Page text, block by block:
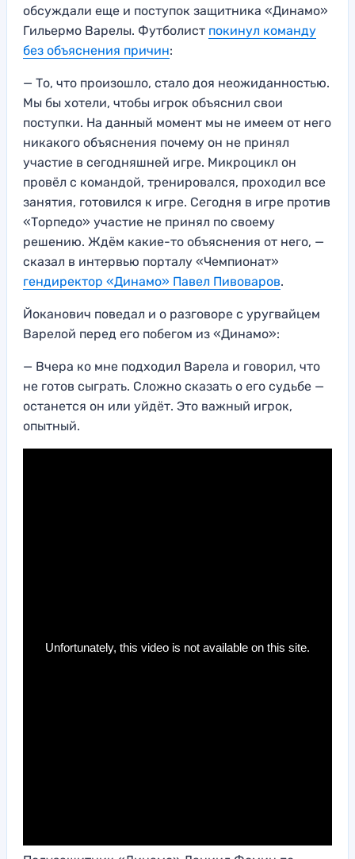
обсуждали еще и поступок защитника «Динамо»
Гильермо Варелы. Футболист покинул команду
без объяснения причин:
— То, что произошло, стало доя неожиданностью.
Мы бы хотели, чтобы игрок объяснил свои
поступки. На данный момент мы не имеем от него
никакого объяснения почему он не принял
участие в сегодняшней игре. Микроцикл он
провёл с командой, тренировался, проходил все
занятия, готовился к игре. Сегодня в игре против
«Торпедо» участие не принял по своему
решению. Ждём какие-то объяснения от него, —
сказал в интервью порталу «Чемпионат»
гендиректор «Динамо» Павел Пивоваров.
Йоканович поведал и о разговоре с уругвайцем
Варелой перед его побегом из «Динамо»:
— Вчера ко мне подходил Варела и говорил, что
не готов сыграть. Сложно сказать о его судьбе —
останется он или уйдёт. Это важный игрок,
опытный.